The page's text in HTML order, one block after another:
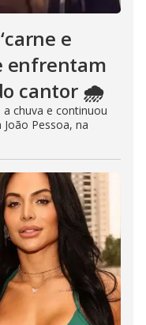
e
enfrentam
cantor 🌧️
chuva e continuou
Pessoa, na